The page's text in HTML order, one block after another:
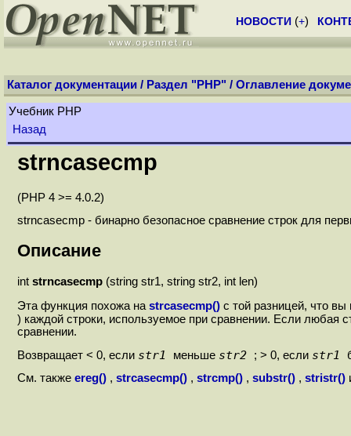
НОВОСТИ (+)
Каталог документации / Раздел "PHP" / Оглавление
Учебник РНР
Назад
strncasecmp
(PHP 4 >= 4.0.2)
strncasecmp - бинарно безопасное сравнение строк для
Описание
int strncasecmp (string str1, string str2, int len)
Эта функция похожа на strcasecmp() с той разницей, что
) каждой строки, используемое при сравнении. Если любая
сравнении.
Возвращает < 0, если str1 меньше str2 ; > 0, если str1
См. также ereg() , strcasecmp() , strcmp() , substr() , stristr()